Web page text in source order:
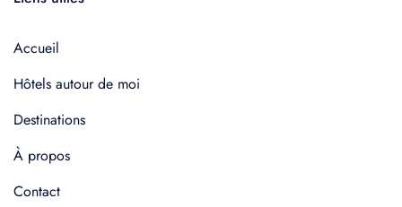
Accueil
Hôtels autour de moi
Destinations
À propos
Contact